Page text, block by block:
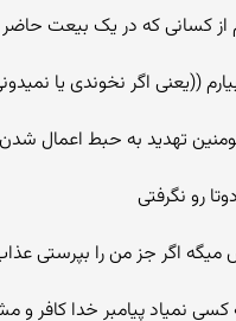
کسانی که در یک بیعت حاضر
((یعنی اگر نخوندی یا
رو نگرفتی
میگه اگر جز من را بپرستی
کسی نمیاد پیامبر خدا کافر